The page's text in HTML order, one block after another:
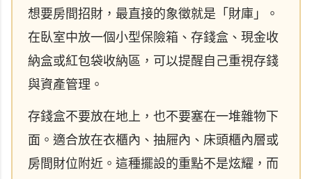
想要房間招財，最直接的象徵就是「財庫」。
在臥室中放一個小型保險箱、存錢盒、現金收
納盒或紅包袋收納區，可以提醒自己重視存錢
與資產管理。
存錢盒不要放在地上，也不要塞在一堆雜物下
面。適合放在衣櫃內、抽屜內、床頭櫃內層或
房間財位附近。這種擺設的重點不是炫耀，而